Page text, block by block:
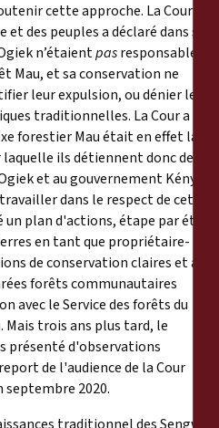
cette approche. La Cour
des peuples a déclaré dans son
n’étaientpasresponsables
Mau, et sa conservation ne
leur expulsion, ou dénier leurs
traditionnelles. La Cour a
forestier Mau était en effet la
ils détiennent donc des
et au gouvernement Kényan
dans le respect de cette
plan d'actions, étape par étape
en tant que propriétaire-
de conservation claires et avec
forêts communautaires
avec le Service des forêts du
Mais trois ans plus tard, le
présenté d'observations
de l'audience de la Cour
2020.